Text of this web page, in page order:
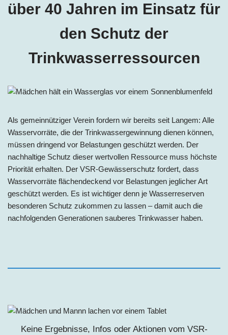
über 40 Jahren im Einsatz für
den Schutz der
Trinkwasserressourcen
Als gemeinnütziger Verein fordern wir bereits seit Langem: Alle
Wasservorräte, die der Trinkwassergewinnung dienen können,
müssen dringend vor Belastungen geschützt werden. Der
nachhaltige Schutz dieser wertvollen Ressource muss höchste
Priorität erhalten. Der VSR-Gewässerschutz fordert, dass
Wasservorräte flächendeckend vor Belastungen jeglicher Art
geschützt werden. Es ist wichtiger denn je Wasserreserven
besonderen Schutz zukommen zu lassen – damit auch die
nachfolgenden Generationen sauberes Trinkwasser haben.
Keine Ergebnisse, Infos oder Aktionen vom VSR-